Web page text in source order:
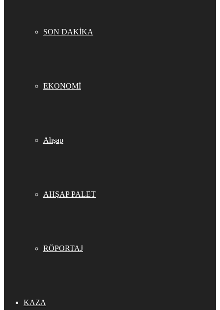
SON DAKİKA
EKONOMİ
Ahşap
AHŞAP PALET
RÖPORTAJ
KAZA